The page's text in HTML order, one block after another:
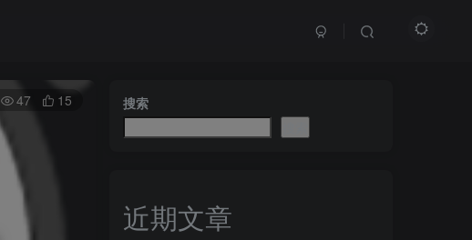
47 15
搜索
近期文章